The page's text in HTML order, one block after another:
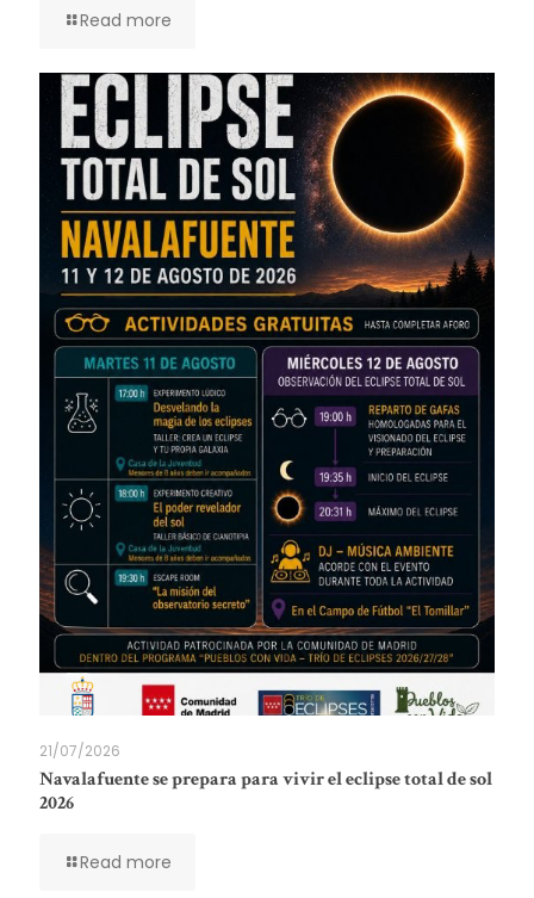
Read more
21/07/2026
Navalafuente se prepara para vivir el eclipse total de sol
2026
Read more